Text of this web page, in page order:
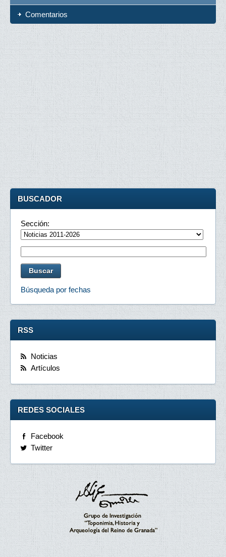
Comentarios
BUSCADOR
Sección:
Búsqueda por fechas
RSS
Noticias
Artículos
REDES SOCIALES
Facebook
Twitter